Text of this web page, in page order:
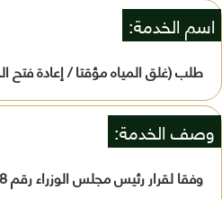
اسم الخدمة:
طلب (غلق المياه مؤقتا / إعادة فتح
وصف الخدمة: